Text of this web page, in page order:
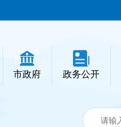
市政府 政务公开